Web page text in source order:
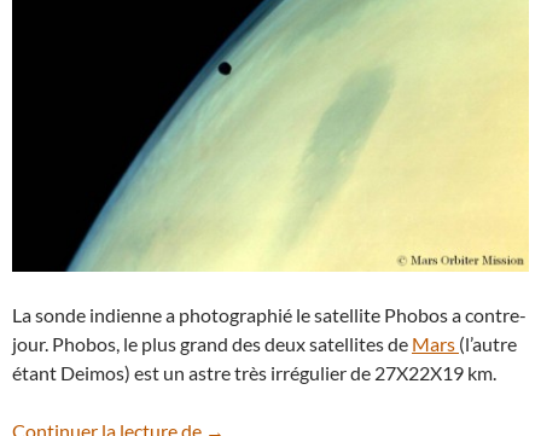
La sonde indienne a photographié le satellite Phobos a contre-
jour. Phobos, le plus grand des deux satellites de Mars (l’autre
étant Deimos) est un astre très irrégulier de 27X22X19 km.
Continuer la lecture de Phobos saisi à contre-jour par la sonde
→